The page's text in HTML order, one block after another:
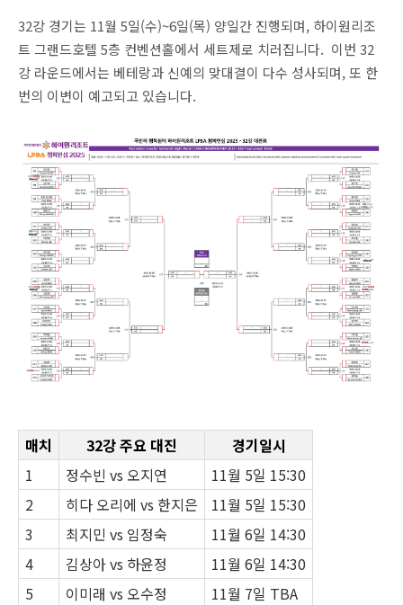
32강 경기는 11월 5일(수)~6일(목) 양일간 진행되며, 하이원리조
트 그랜드호텔 5층 컨벤션홀에서 세트제로 치러집니다. 이번 32
강 라운드에서는 베테랑과 신예의 맞대결이 다수 성사되며, 또 한
번의 이변이 예고되고 있습니다.
매치 32강 주요 대진
경기일시
1
정수빈 vs 오지연
11월 5일 15:30
2
히다 오리에 vs 한지은
11월 5일 15:30
3
최지민 vs 임정숙
11월 6일 14:30
4
김상아 vs 하윤정
11월 6일 14:30
5
이미래 vs 오수정
11월 7일 TBA